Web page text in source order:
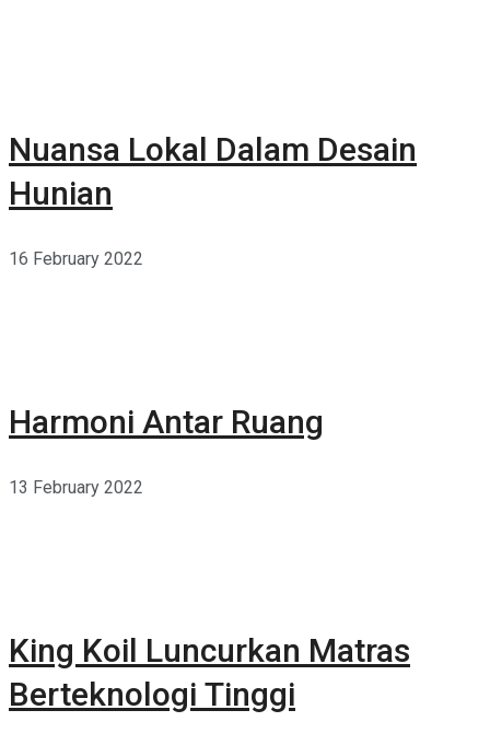
Nuansa Lokal Dalam Desain
Hunian
16 February 2022
Harmoni Antar Ruang
13 February 2022
King Koil Luncurkan Matras
Berteknologi Tinggi